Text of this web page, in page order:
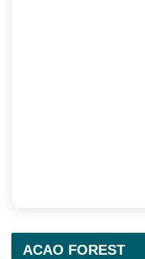
ACAO FOREST